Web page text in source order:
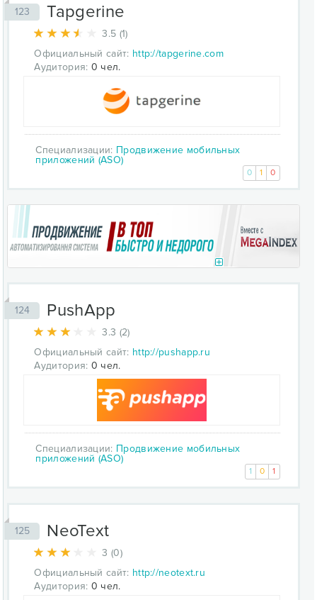
123 Tapgerine
3.5 (1)
Официальный сайт: http://tapgerine.com
Аудитория: 0 чел.
Специализации: Продвижение мобильных
приложений (ASO)
0 1 0
124 PushApp
3.3 (2)
Официальный сайт: http://pushapp.ru
Аудитория: 0 чел.
Специализации: Продвижение мобильных
приложений (ASO)
1 0 1
125 NeoText
3 (0)
Официальный сайт: http://neotext.ru
Аудитория: 0 чел.